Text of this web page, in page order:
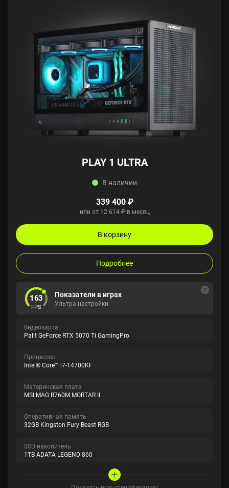
PLAY 1 ULTRA
В наличии
339 400 ₽
или от 12 614 ₽ в месяц
В корзину
Подробнее
163
FPS
Показатели в играх
Ультра-настройки
Видеокарта
Palit GeForce RTX 5070 Ti GamingPro
Процессор
Intel® Core™ i7-14700KF
Материнская плата
MSI MAG B760M MORTAR II
Оперативная память
32GB Kingston Fury Beast RGB
SSD накопитель
1TB ADATA LEGEND 860